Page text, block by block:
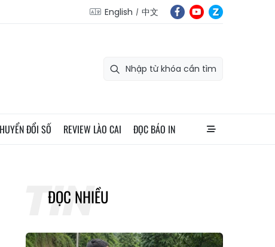
English 中文
ĐỔI SỐ REVIEW LÀO CAI ĐỌC BÁO IN
ĐỌC NHIỀU